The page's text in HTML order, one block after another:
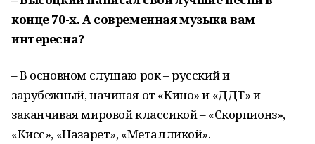
конце 70-х. А современная музыка вам
интересна?
– В основном слушаю рок – русский и
зарубежный, начиная от «Кино» и «ДДТ» и
заканчивая мировой классикой – «Скорпионз»,
«Кисс», «Назарет», «Металликой».